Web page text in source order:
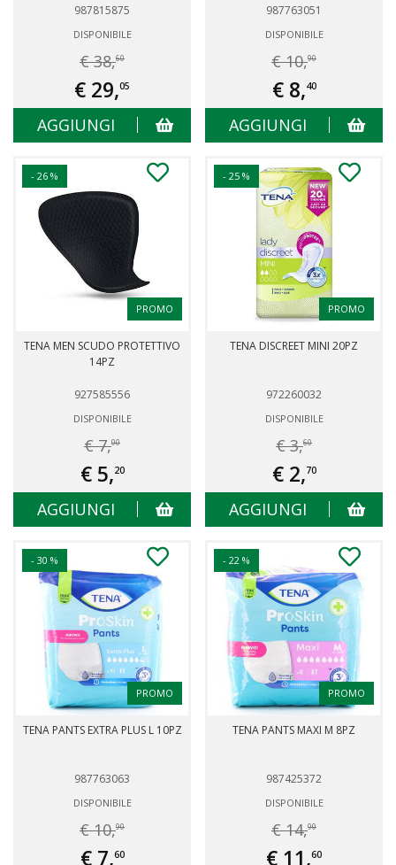
987815875
DISPONIBILE
€ 38,60
€ 29,05
AGGIUNGI
987763051
DISPONIBILE
€ 10,90
€ 8,40
AGGIUNGI
- 26 %
PROMO
TENA MEN SCUDO PROTETTIVO
14PZ
927585556
DISPONIBILE
€ 7,00
€ 5,20
AGGIUNGI
- 25 %
PROMO
TENA DISCREET MINI 20PZ
972260032
DISPONIBILE
€ 3,60
€ 2,70
AGGIUNGI
- 30 %
PROMO
TENA PANTS EXTRA PLUS L 10PZ
987763063
DISPONIBILE
€ 10,90
€ 7,60
- 22 %
PROMO
TENA PANTS MAXI M 8PZ
987425372
DISPONIBILE
€ 14,90
€ 11,60